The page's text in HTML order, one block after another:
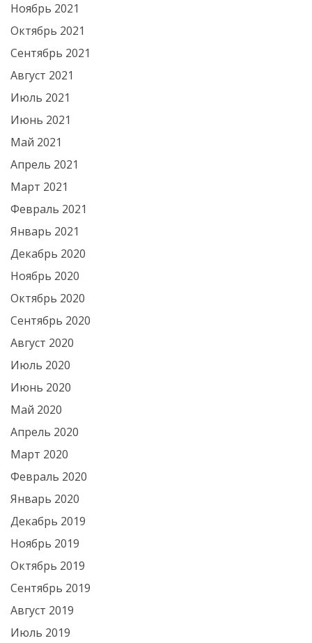
Ноябрь 2021
Октябрь 2021
Сентябрь 2021
Август 2021
Июль 2021
Июнь 2021
Май 2021
Апрель 2021
Март 2021
Февраль 2021
Январь 2021
Декабрь 2020
Ноябрь 2020
Октябрь 2020
Сентябрь 2020
Август 2020
Июль 2020
Июнь 2020
Май 2020
Апрель 2020
Март 2020
Февраль 2020
Январь 2020
Декабрь 2019
Ноябрь 2019
Октябрь 2019
Сентябрь 2019
Август 2019
Июль 2019